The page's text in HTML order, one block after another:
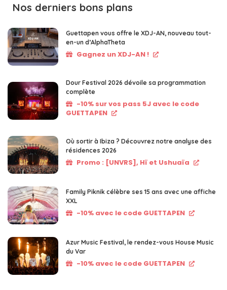
Nos derniers bons plans
Guettapen vous offre le XDJ-AN, nouveau tout-
en-un d’AlphaTheta
Gagnez un XDJ-AN !
Dour Festival 2026 dévoile sa programmation
complète
-10% sur vos pass 5J avec le code
GUETTAPEN
Où sortir à Ibiza ? Découvrez notre analyse des
résidences 2026
Promo : [UNVRS], Hï et Ushuaïa
Family Piknik célèbre ses 15 ans avec une affiche
XXL
-10% avec le code GUETTAPEN
Azur Music Festival, le rendez-vous House Music
du Var
-10% avec le code GUETTAPEN